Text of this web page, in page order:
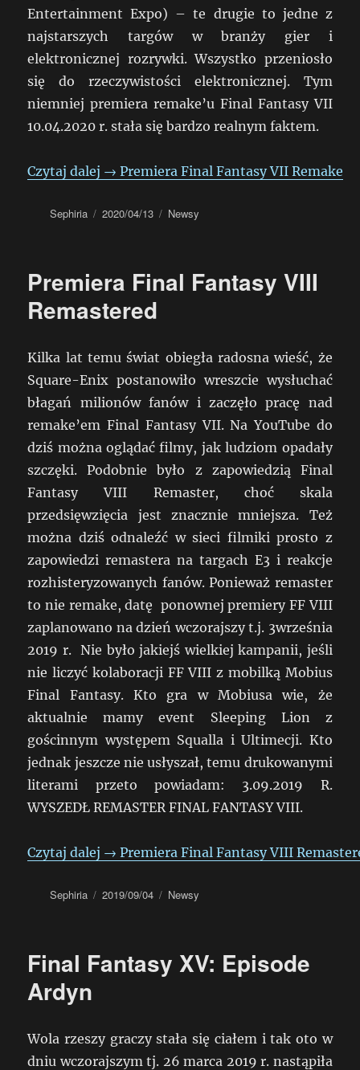
Entertainment Expo) – te drugie to jedne z
najstarszych targów w branży gier i
elektronicznej rozrywki. Wszystko przeniosło
się do rzeczywistości elektronicznej. Tym
niemniej premiera remake’u Final Fantasy VII
10.04.2020 r. stała się bardzo realnym faktem.
Czytaj dalej → Premiera Final Fantasy VII Remake
Autor
Sephiria
Data
2020/04/13 Kategorie
Newsy
Premiera Final Fantasy VIII
Remastered
Kilka lat temu świat obiegła radosna wieść, że
Square-Enix postanowiło wreszcie wysłuchać
błagań milionów fanów i zaczęło pracę nad
remake’em Final Fantasy VII. Na YouTube do
dziś można oglądać filmy, jak ludziom opadały
szczęki. Podobnie było z zapowiedzią Final
Fantasy VIII Remaster, choć skala
przedsięwzięcia jest znacznie mniejsza. Też
można dziś odnaleźć w sieci filmiki prosto z
zapowiedzi remastera na targach E3 i reakcje
rozhisteryzowanych fanów. Ponieważ remaster
to nie remake, datę ponownej premiery FF VIII
zaplanowano na dzień wczorajszy t.j. 3września
2019 r. Nie było jakiejś wielkiej kampanii, jeśli
nie liczyć kolaboracji FF VIII z mobilką Mobius
Final Fantasy. Kto gra w Mobiusa wie, że
aktualnie mamy event Sleeping Lion z
gościnnym występem Squalla i Ultimecji. Kto
jednak jeszcze nie usłyszał, temu drukowanymi
literami przeto powiadam: 3.09.2019 R.
WYSZEDŁ REMASTER FINAL FANTASY VIII.
Czytaj dalej → Premiera Final Fantasy VIII
Autor
Sephiria
Data
2019/09/04 Kategorie
Newsy
Final Fantasy XV: Episode
Ardyn
Wola rzeszy graczy stała się ciałem i tak oto w
dniu wczorajszym tj. 26 marca 2019 r. nastąpiła